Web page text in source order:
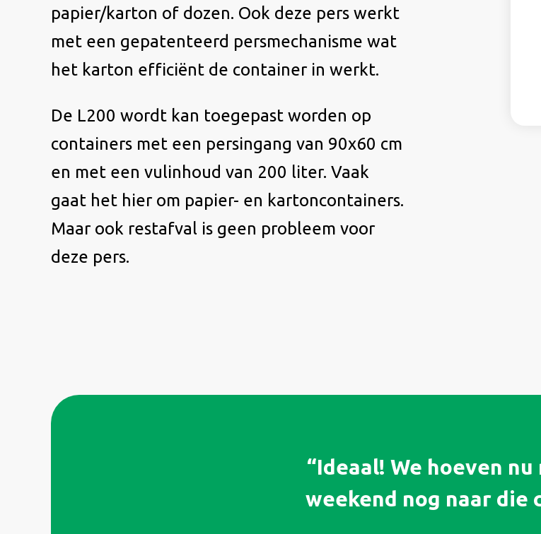
papier/karton of dozen. Ook deze pers werkt
met een gepatenteerd persmechanisme wat
het karton efficiënt de container in werkt.
De L200 wordt kan toegepast worden op
containers met een persingang van 90x60 cm
en met een vulinhoud van 200 liter. Vaak
gaat het hier om papier- en kartoncontainers.
Maar ook restafval is geen probleem voor
deze pers.
“Ideaal! We hoeven
weekend nog naar die